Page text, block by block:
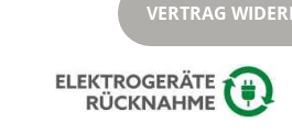
VERTRAG